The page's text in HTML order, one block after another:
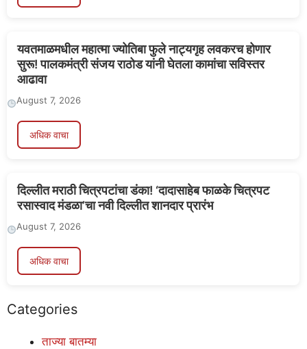
यवतमाळमधील महात्मा ज्योतिबा फुले नाट्यगृह लवकरच होणार
सुरू! पालकमंत्री संजय राठोड यांनी घेतला कामांचा सविस्तर
आढावा
August 7, 2026
अधिक वाचा
दिल्लीत मराठी चित्रपटांचा डंका! ‘दादासाहेब फाळके चित्रपट
रसास्वाद मंडळा’चा नवी दिल्लीत शानदार प्रारंभ
August 7, 2026
अधिक वाचा
Categories
ताज्या बातम्या